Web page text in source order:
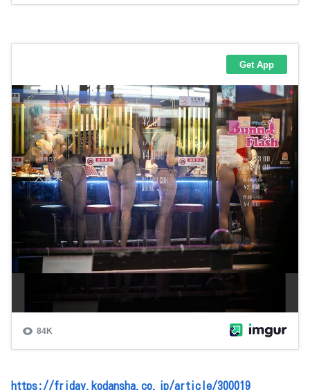
https://friday.kodansha.co.jp/article/300019